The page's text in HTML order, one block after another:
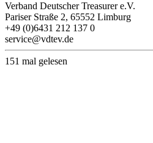
Verband Deutscher Treasurer e.V.
Pariser Straße 2, 65552 Limburg
+49 (0)6431 212 137 0
service@vdtev.de
151 mal gelesen